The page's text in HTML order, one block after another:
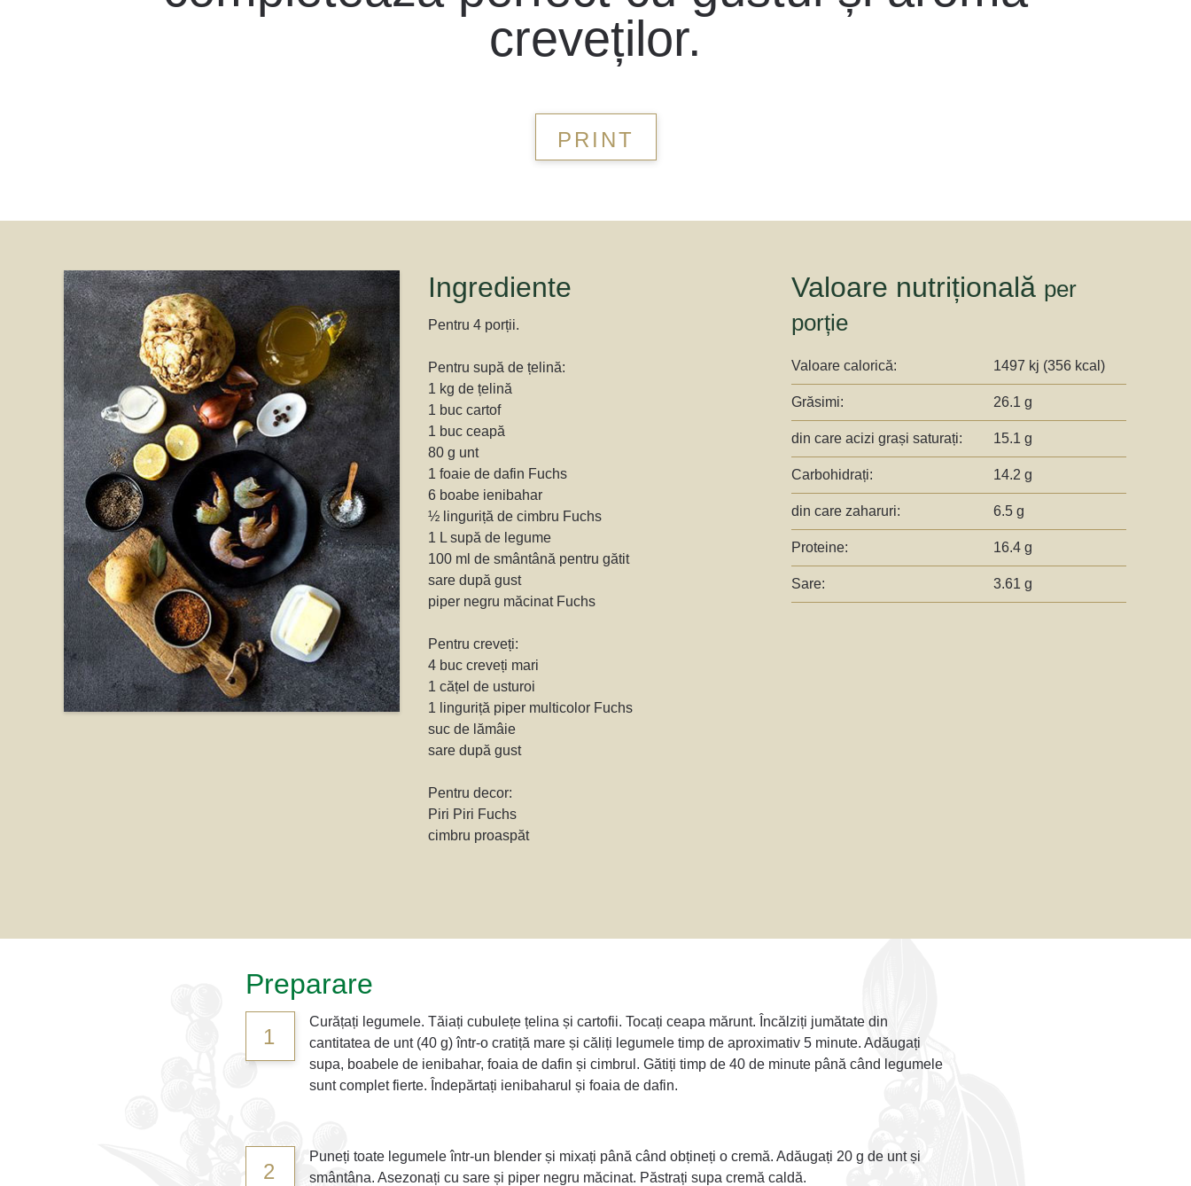
creveților.
PRINT
Ingrediente
Pentru 4 porții.
Pentru supă de țelină:
1 kg de țelină
1 buc cartof
1 buc ceapă
80 g unt
1 foaie de dafin Fuchs
6 boabe ienibahar
½ linguriță de cimbru Fuchs
1 L supă de legume
100 ml de smântână pentru gătit
sare după gust
piper negru măcinat Fuchs
Pentru creveți:
4 buc creveți mari
1 cățel de usturoi
1 linguriță piper multicolor Fuchs
suc de lămâie
sare după gust
Pentru decor:
Piri Piri Fuchs
cimbru proaspăt
Valoare nutrițională per
porție
Valoare calorică: 1497 kj (356 kcal)
Grăsimi: 26.1 g
din care acizi grași saturați: 15.1 g
Carbohidrați: 14.2 g
din care zaharuri: 6.5 g
Proteine: 16.4 g
Sare: 3.61 g
Preparare
1
Curățați legumele. Tăiați cubulețe țelina și cartofii. Tocați ceapa mărunt. Încălziți jumătate din
cantitatea de unt (40 g) într-o cratiță mare și căliți legumele timp de aproximativ 5 minute. Adăugați
supa, boabele de ienibahar, foaia de dafin și cimbrul. Gătiți timp de 40 de minute până când legumele
sunt complet fierte. Îndepărtați ienibaharul și foaia de dafin.
2
Puneți toate legumele într-un blender și mixați până când obțineți o cremă. Adăugați 20 g de unt și
smântâna. Asezonați cu sare și piper negru măcinat. Păstrați supa cremă caldă.